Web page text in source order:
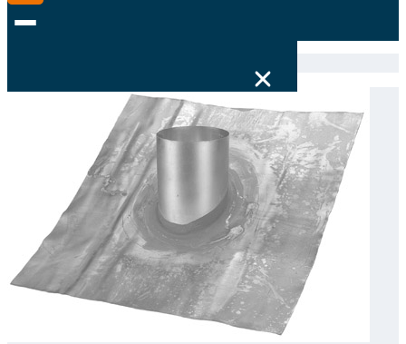
Assortiment
Oplossingen
Downloads
Academy